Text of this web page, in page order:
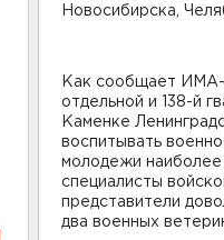
Новосибирска,
Как сообщает ИМА-
отдельной и 138-й
Каменке
воспитывать
молодежи наиболее
специалисты
представители
два военных